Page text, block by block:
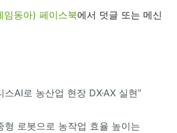
임동아) 페이스북에서 덧글 또는 메신
스AI로 농산업 현장 DX·AX 실현”
형 로봇으로 농작업 효율 높이는